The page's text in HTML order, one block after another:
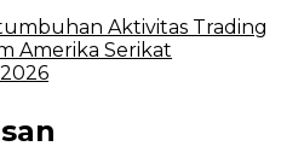
Aktivitas Trading
Amerika Serikat